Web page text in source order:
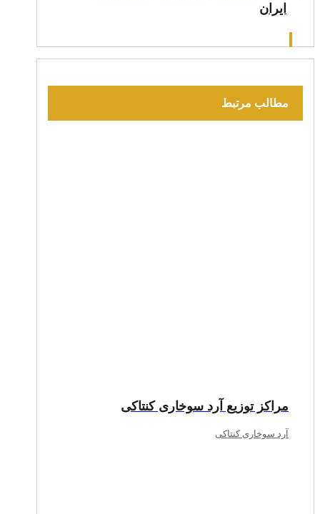
ایران
مطالب مرتبط
مراکز توزیع آرد سوخاری کنتاکی
آرد سوخاری کنتاکی